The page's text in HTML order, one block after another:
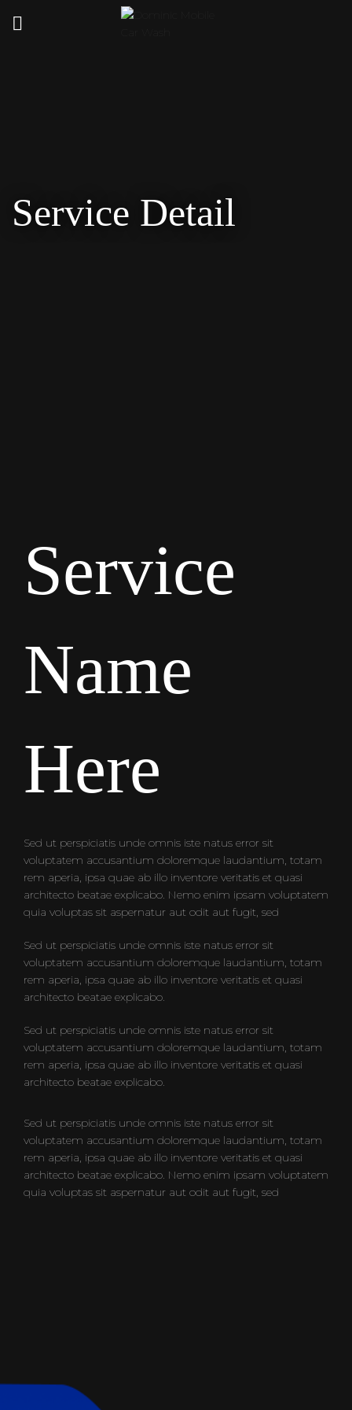
Service Detail
Service
Name
Here
Sed ut perspiciatis unde omnis iste natus error sit
voluptatem accusantium doloremque laudantium, totam
rem aperia, ipsa quae ab illo inventore veritatis et quasi
architecto beatae explicabo. Nemo enim ipsam voluptatem
quia voluptas sit aspernatur aut odit aut fugit, sed
Sed ut perspiciatis unde omnis iste natus error sit
voluptatem accusantium doloremque laudantium, totam
rem aperia, ipsa quae ab illo inventore veritatis et quasi
architecto beatae explicabo.
Sed ut perspiciatis unde omnis iste natus error sit
voluptatem accusantium doloremque laudantium, totam
rem aperia, ipsa quae ab illo inventore veritatis et quasi
architecto beatae explicabo.
Sed ut perspiciatis unde omnis iste natus error sit
voluptatem accusantium doloremque laudantium, totam
rem aperia, ipsa quae ab illo inventore veritatis et quasi
architecto beatae explicabo. Nemo enim ipsam voluptatem
quia voluptas sit aspernatur aut odit aut fugit, sed